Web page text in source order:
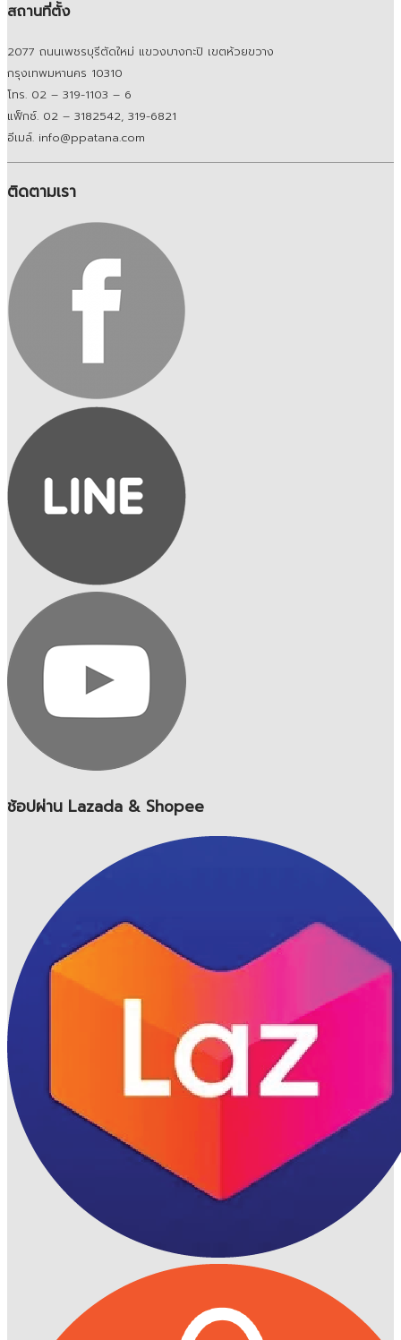
สถานที่ตั้ง
2077 ถนนเพชรบุรีตัดใหม่ แขวงบางกะปิ เขตห้วยขวาง
กรุงเทพมหานคร 10310
โทร. 02 – 319-1103 – 6
แฟ็กซ์. 02 – 3182542, 319-6821
อีเมล์. info@ppatana.com
ติดตามเรา
ช้อปผ่าน Lazada & Shopee